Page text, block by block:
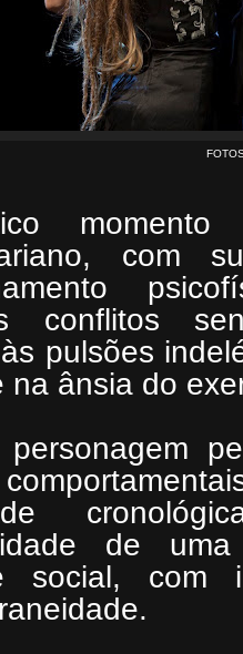
com
conflitos
pulsões
na ânsia do
personagem
de
social, com